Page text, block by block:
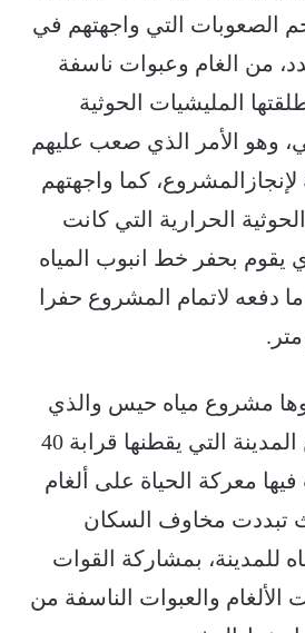
الصعوبات التي واجهتهم في
من الغام وعبوات ناسفة
المليشيات الحوثية
وهو الأمر الذي صعب عليهم
لإنجازالمشروع، كما واجهتهم
الحرارية التي كانت
يقوم بحفر خط انبوب المياه
مترا ما دفعه لاتمام المشروع حفرا
مشروع مياه حيس والذي
يبعد 14 كيلو متر عن المدينة التي يقطنها قرابة 40
معركة الحياة على ألغام
تبددت مخاوف السكان
للمدينة، بمشاركة القوات
الألغام والعبوات الناسفة من